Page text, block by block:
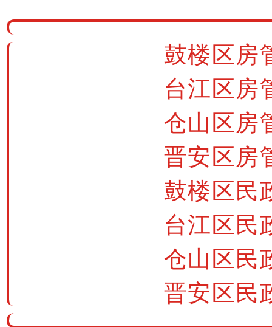
鼓楼区房
台江区房
仓山区房
晋安区房
鼓楼区民
台江区民
仓山区民
晋安区民